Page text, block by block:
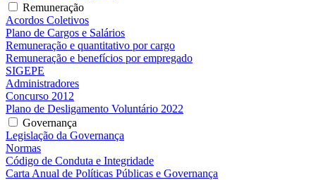
Remuneração
Acordos Coletivos
Plano de Cargos e Salários
Remuneração e quantitativo por cargo
Remuneração e benefícios por empregado
SIGEPE
Administradores
Concurso 2012
Plano de Desligamento Voluntário 2022
Governança
Legislação da Governança
Normas
Código de Conduta e Integridade
Carta Anual de Políticas Públicas e Governança